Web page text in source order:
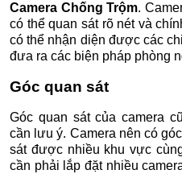
Camera Chống Trộm.
có thể quan sát rõ nét và
có thể nhận diện được các
đưa ra các biện pháp phòng
Góc quan sát
Góc quan sát của camera
cần lưu ý. Camera nên có
sát được nhiều khu vực
cần phải lắp đặt nhiều